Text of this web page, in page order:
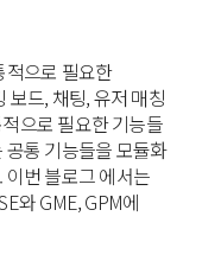
적으로 필요한
보드, 채팅, 유저 매칭
으로 필요한 기능들
통 기능들을 모듈화
이번 블로그 에서는
와 GME, GPM에